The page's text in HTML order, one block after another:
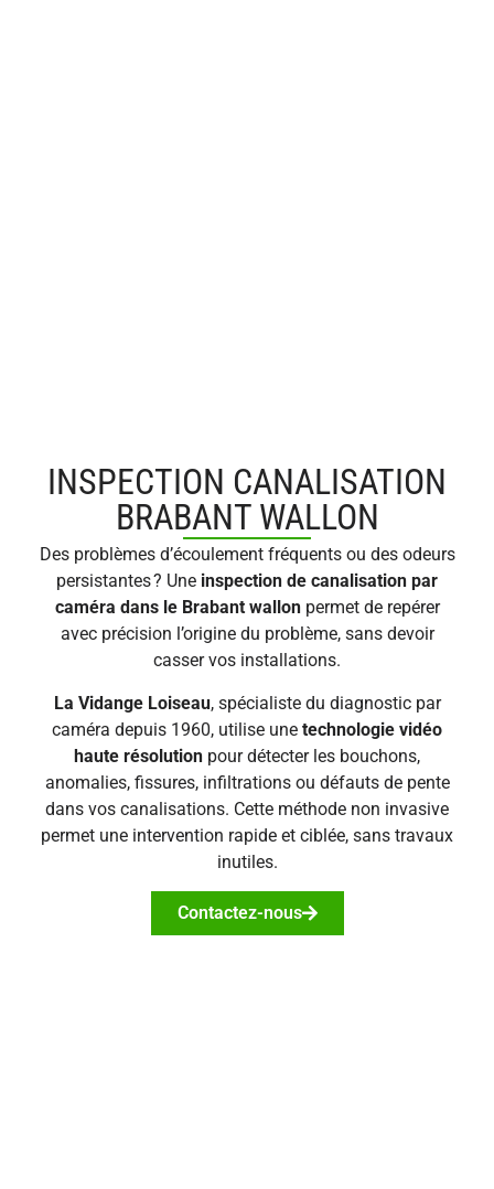
INSPECTION CANALISATION
BRABANT WALLON
Des problèmes d’écoulement fréquents ou des odeurs
persistantes ? Une inspection de canalisation par
caméra dans le Brabant wallonpermet de repérer
avec précision l’origine du problème, sans devoir
casser vos installations.
La Vidange Loiseau, spécialiste du diagnostic par
caméra depuis 1960, utilise une technologie vidéo
haute résolution pour détecter les bouchons,
anomalies, fissures, infiltrations ou défauts de pente
dans vos canalisations. Cette méthode non invasive
permet une intervention rapide et ciblée, sans travaux
inutiles.
Contactez-nous